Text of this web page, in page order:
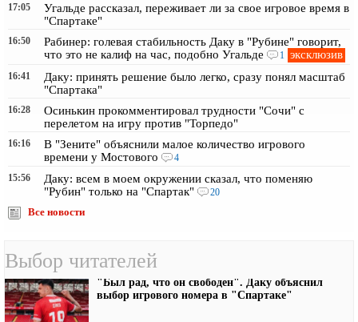
17:05
Угальде рассказал, переживает ли за свое игровое время в
"Спартаке"
16:50
Рабинер: голевая стабильность Даку в "Рубине" говорит,
что это не калиф на час, подобно Угальде
1 эксклюзив
16:41
Даку: принять решение было легко, сразу понял масштаб
"Спартака"
16:28
Осинькин прокомментировал трудности "Сочи" с
перелетом на игру против "Торпедо"
16:16
В "Зените" объяснили малое количество игрового
времени у Мостового
4
15:56
Даку: всем в моем окружении сказал, что поменяю
"Рубин" только на "Спартак"
20
Все новости
Выбор читателей
"Был рад, что он свободен". Даку объяснил
выбор игрового номера в "Спартаке"